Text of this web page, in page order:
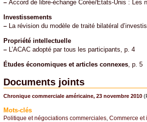
–Accord de libre-échange Corée/États-Unis : Les
Investissements
–La révision du modèle de traité bilatéral
Propriété intellectuelle
–L’ACAC adopté par tous les participants, p. 4
Études économiques et articles connexes, p. 5
Documents joints
Chronique commerciale américaine, 23 novembre 2010
Mots-clés
Politique et négociations commerciales, Commerce et